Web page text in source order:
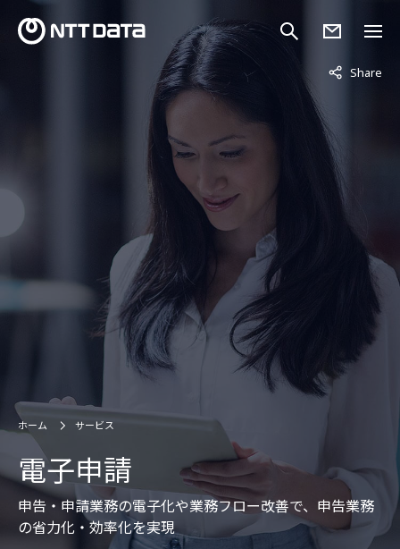
Share
非表示中
ホーム サービス
電子申請
申告・申請業務の電子化や業務フロー改善で、申告業務
の省力化・効率化を実現